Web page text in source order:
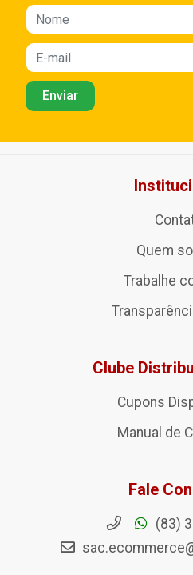
Quem
Trabalhe
Clube
Cupons
Manual de
Fale
(83)